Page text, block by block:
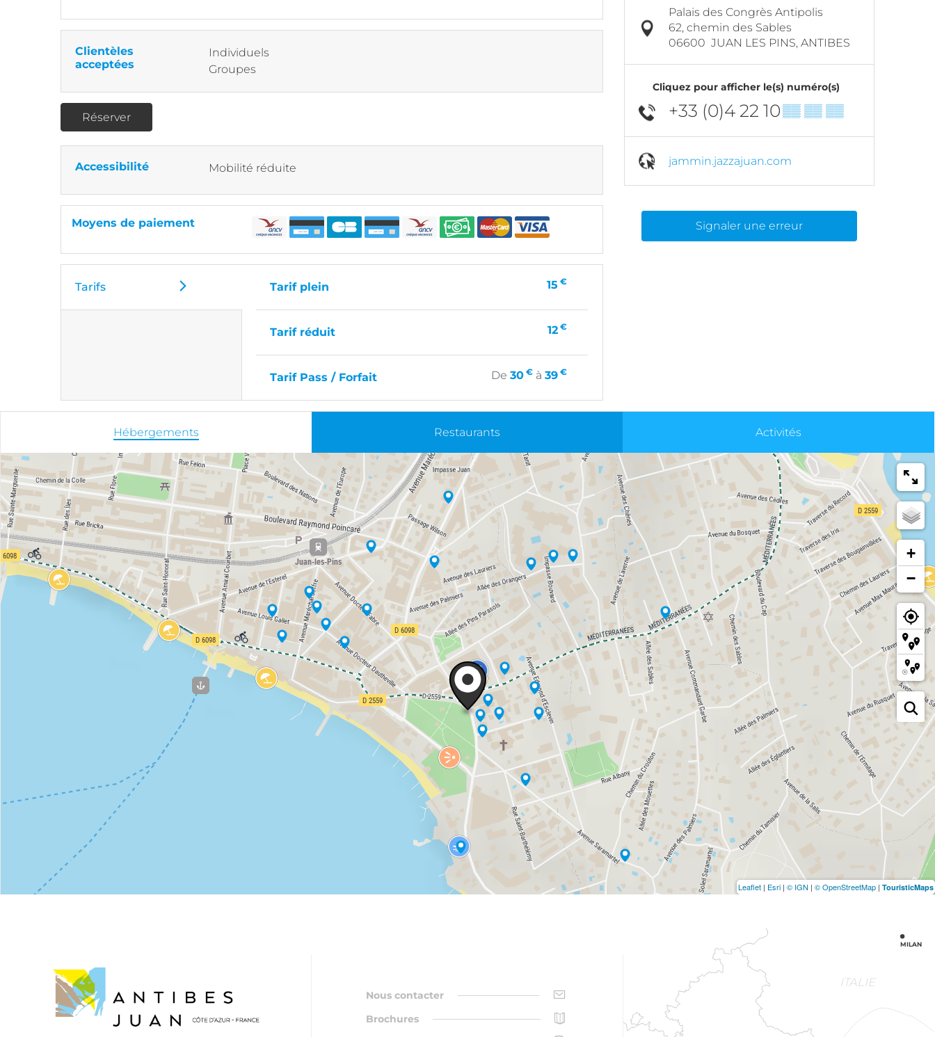
Clientèles
acceptées
Individuels
Groupes
Réserver
Accessibilité Mobilité réduite
Moyens de paiement
Tarifs Tarif plein 15 €
Tarif réduit 12 €
Tarif Pass / Forfait De30 € à39 €
Palais des Congrès Antipolis
62, chemin des Sables
06600 JUAN LES PINS, ANTIBES
Cliquez pour afficher le(s) numéro(s)
+33 (0)4 22 10▒▒ ▒▒ ▒▒
jammin.jazzajuan.com
Signaler une erreur
Hébergements Restaurants Activités
+
−
Leaflet | Esri | © IGN | © OpenStreetMap | TouristicMaps
Nous contacter
Brochures
ITALIE
MILAN